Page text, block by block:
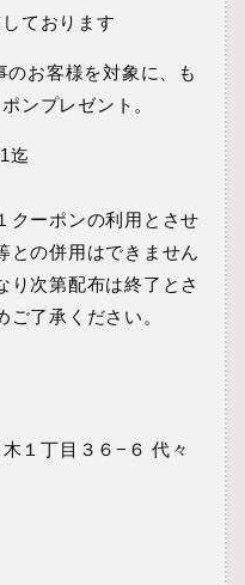
ております
お客様を対象に、も
ンプレゼント。
迄
ーポンの利用とさせ
との併用はできません
次第配布は終了とさ
了承ください。
１丁目３６−６ 代々